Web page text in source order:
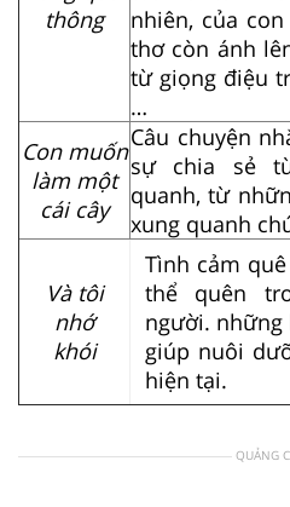
thông
nhiên, của
thơ còn ánh
từ giọng điệu
…
Con muốn
làm một
cái cây
Câu chuyện
sự chia sẻ
quanh, từ
xung quanh
Và tôi
nhớ
khói
Tình cảm
thể quên
người.
giúp nuôi
hiện tại.
QUẢNG